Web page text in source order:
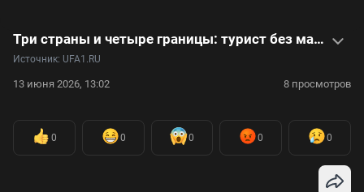
Три страны и четыре границы: турист без машины проехал всю Среднюю Азию. Его впечатления — в видео
Источник: UFA1.RU
13 июня 2026, 13:02 8 просмотров
0 0 0 0 0